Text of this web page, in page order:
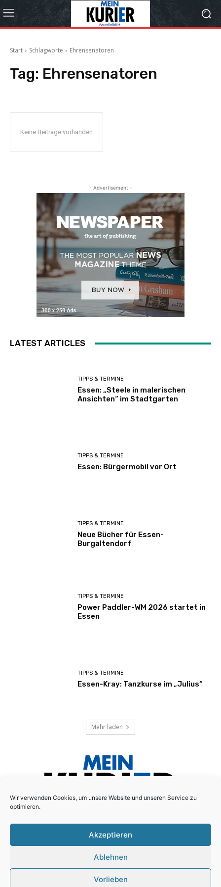
Wir verwenden Cookies, um unsere Website und unseren Service zu
optimieren.
Akzeptieren
Ablehnen
Vorlieben
Start Schlagworte Ehrensenatoren
Tag: Ehrensenatoren
Keine Beiträge vorhanden
- Advertisement -
LATEST ARTICLES
TIPPS & TERMINE
Essen: „Steele in malerischen
Ansichten“ im Stadtgarten
TIPPS & TERMINE
Essen: Bürgermobil vor Ort
TIPPS & TERMINE
Neue Bücher für Essen-
Burgaltendorf
TIPPS & TERMINE
Power Paddler-WM 2026 startet in
Essen
TIPPS & TERMINE
Essen-Kray: Tanzkurse im „Julius“
Mehr laden
Schreiben Sie uns:redaktion@mein-kurier.ruhr